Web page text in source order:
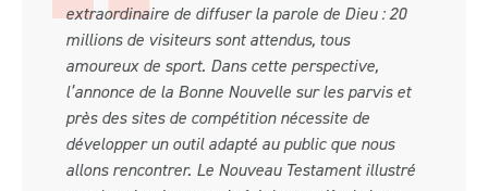
extraordinaire de diffuser la parole de Dieu : 20
millions de visiteurs sont attendus, tous
amoureux de sport. Dans cette perspective,
l’annonce de la Bonne Nouvelle sur les parvis et
près des sites de compétition nécessite de
développer un outil adapté au public que nous
allons rencontrer. Le Nouveau Testament illustré